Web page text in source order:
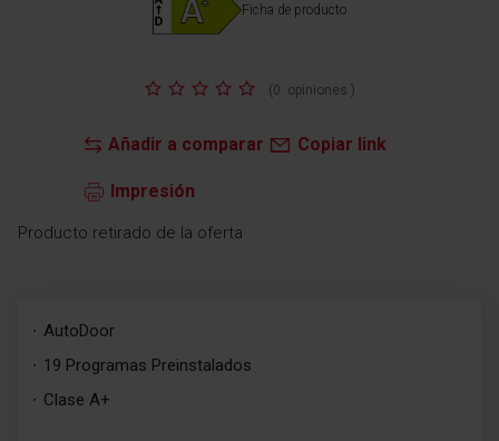
Añadir a comparar Copiar link
Impresión
Producto retirado de la oferta
Valoración: (0 opiniones )
Ficha de producto
AutoDoor
19 Programas Preinstalados
Clase A+